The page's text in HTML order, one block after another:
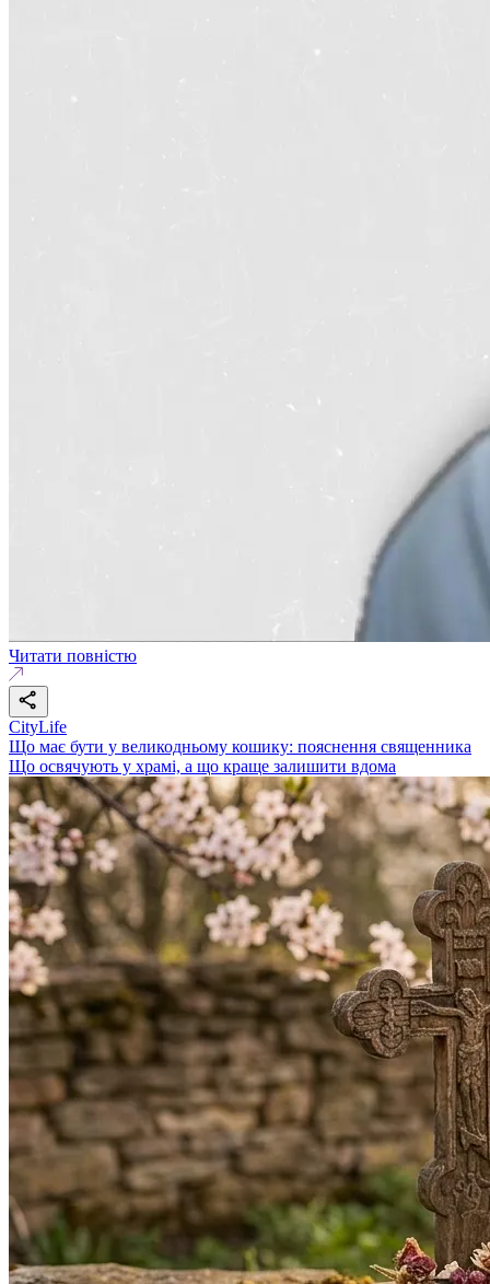
Читати повністю
CityLife
Що має бути у великодньому кошику: пояснення священника
Що освячують у храмі, а що краще залишити вдома